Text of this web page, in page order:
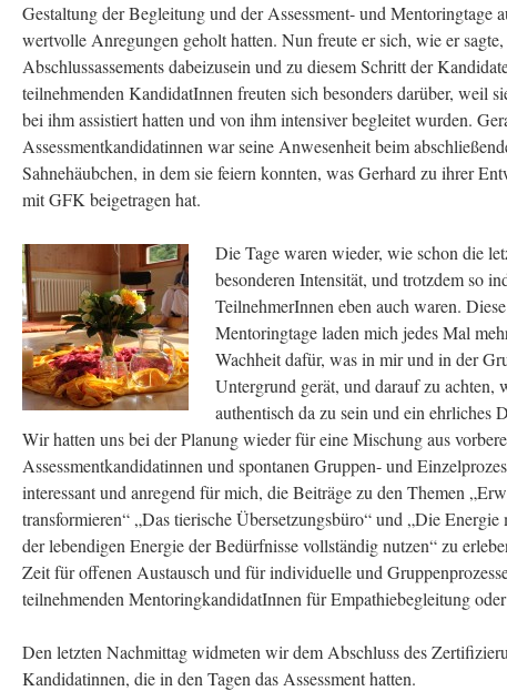
Gestaltung der Begleitung und der Assessment- und Mentoringtage
wertvolle Anregungen geholt hatten. Nun freute er sich, wie er
Abschlussassements dabeizusein und zu diesem Schritt der
teilnehmenden KandidatInnen freuten sich besonders darüber, weil
bei ihm assistiert hatten und von ihm intensiver begleitet wurden.
Assessmentkandidatinnen war seine Anwesenheit beim
Sahnehäubchen, in dem sie feiern konnten, was Gerhard zu ihrer
mit GFK beigetragen hat.
Die Tage waren wieder, wie schon die
besonderen Intensität, und trotzdem so
TeilnehmerInnen eben auch waren.
Mentoringtage laden mich jedes Mal
Wachheit dafür, was in mir und in der
Untergrund gerät, und darauf zu achten,
authentisch da zu sein und ein ehrliches
Wir hatten uns bei der Planung wieder für eine Mischung aus
Assessmentkandidatinnen und spontanen Gruppen- und
interessant und anregend für mich, die Beiträge zu den Themen
transformieren“ „Das tierische Übersetzungsbüro“ und „Die
der lebendigen Energie der Bedürfnisse vollständig nutzen“ zu
Zeit für offenen Austausch und für individuelle und
teilnehmenden MentoringkandidatInnen für Empathiebegleitung
Den letzten Nachmittag widmeten wir dem Abschluss des
Kandidatinnen, die in den Tagen das Assessment hatten.